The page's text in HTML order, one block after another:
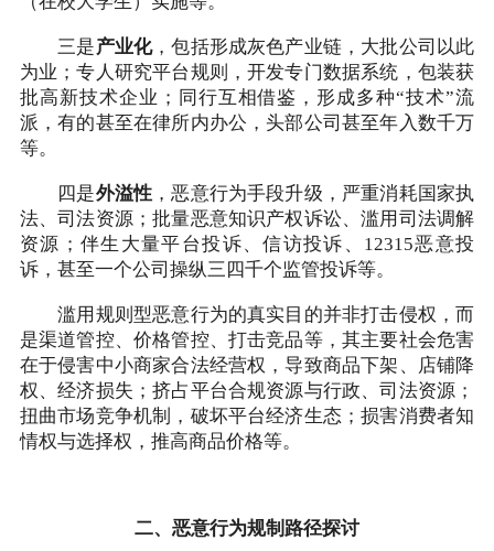
三是产业化，包括形成灰色产业链，大批公司以此
为业；专人研究平台规则，开发专门数据系统，包装获
批高新技术企业；同行互相借鉴，形成多种“技术”流
派，有的甚至在律所内办公，头部公司甚至年入数千万
等。
四是外溢性 ，恶意行为手段升级，严重消耗国家执
法、司法资源；批量恶意知识产权诉讼、滥用司法调解
资源；伴生大量平台投诉、信访投诉、12315恶意投
诉，甚至一个公司操纵三四千个监管投诉等。
滥用规则型恶意行为的真实目的并非打击侵权，而
是渠道管控、价格管控、打击竞品等，其主要社会危害
在于侵害中小商家合法经营权，导致商品下架、店铺降
权、经济损失；挤占平台合规资源与行政、司法资源；
扭曲市场竞争机制，破坏平台经济生态；损害消费者知
情权与选择权，推高商品价格等。
二、恶意行为规制路径探讨